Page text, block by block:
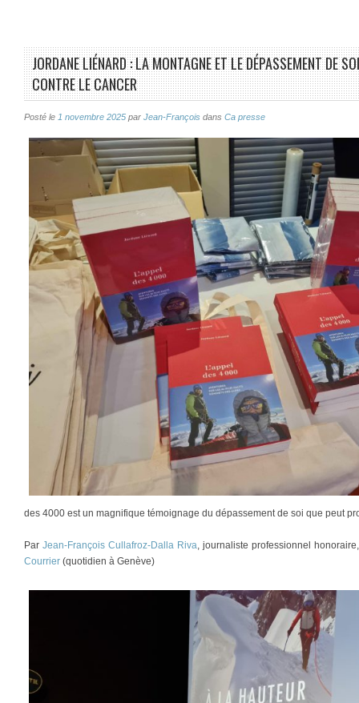
JORDANE LIÉNARD : LA MONTAGNE ET LE DÉPASSEMENT DE
CONTRE LE CANCER
Posté le 1 novembre 2025 par Jean-François dans Ca presse
des 4000 est un magnifique témoignage du dépassement de soi que peut
Par Jean-François Cullafroz-Dalla Riva , journaliste professionnel
Courrier (quotidien à Genève)